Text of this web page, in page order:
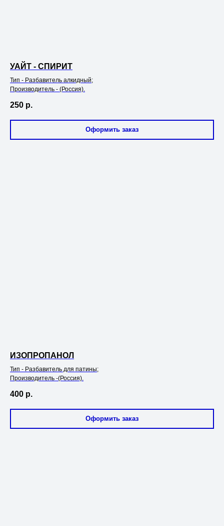
УАЙТ - СПИРИТ
Тип - Разбавитель алкидный;
Производитель - (Россия).
250 р.
Оформить заказ
ИЗОПРОПАНОЛ
Тип - Разбавитель для патины;
Производитель -(Россия).
400 р.
Оформить заказ